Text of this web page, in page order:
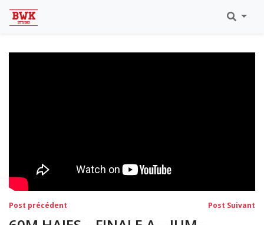
Eaubonne 2019
Navigation
Post précédent Post Suivant